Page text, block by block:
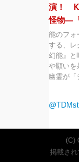
演！
怪物―
能のフォ
する、レ
幻能』と
や願いを
幽霊が「
(C)
掲載さ